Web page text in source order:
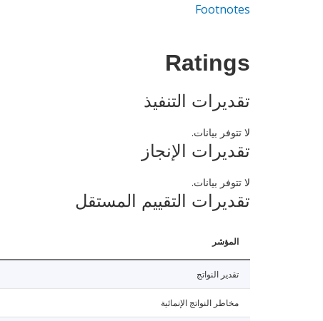
Footnotes
Ratings
تقديرات التنفيذ
لا تتوفر بيانات.
تقديرات الإنجاز
لا تتوفر بيانات.
تقديرات التقييم المستقل
المؤشر
تقدير النواتج
مخاطر النواتج الإنمائية